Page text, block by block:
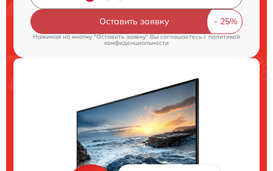
Оставить заявку
Нажимая на кнопку "Оставить заявку" Вы соглашаетесь cполитикой
конфиденциальности